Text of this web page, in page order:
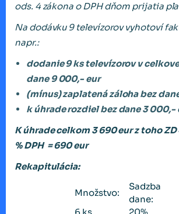
ods. 4 zákona o DPH dňom prijatia
Na dodávku 9 televízorov vyhotoví
napr.:
dodanie 9 ks televízorov v
dane 9 000,- eur
(mínus) zaplatená záloha bez
k úhrade rozdiel bez dane 3 000,-
K úhrade celkom 3 690 eur z toho ZD
% DPH = 690 eur
Rekapitulácia:
Množstvo:
Sadzba
dane: